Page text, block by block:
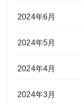
2024年6月
2024年5月
2024年4月
2024年3月